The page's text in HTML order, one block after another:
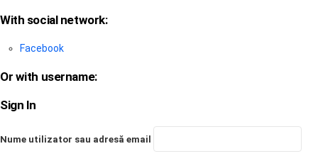
With social network:
Facebook
Or with username:
Sign In
Nume utilizator sau adresă email